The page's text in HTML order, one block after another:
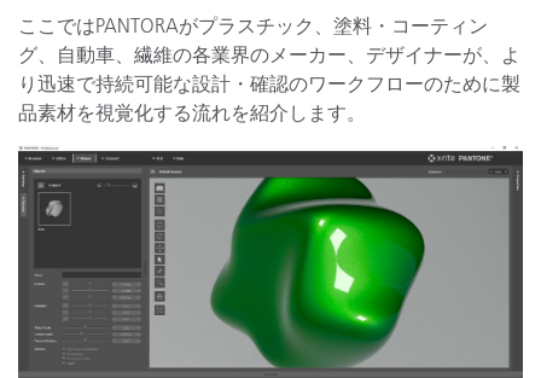
ここではPANTORAがプラスチック、塗料・コーティン
グ、自動車、繊維の各業界のメーカー、デザイナーが、よ
り迅速で持続可能な設計・確認のワークフローのために製
品素材を視覚化する流れを紹介します。